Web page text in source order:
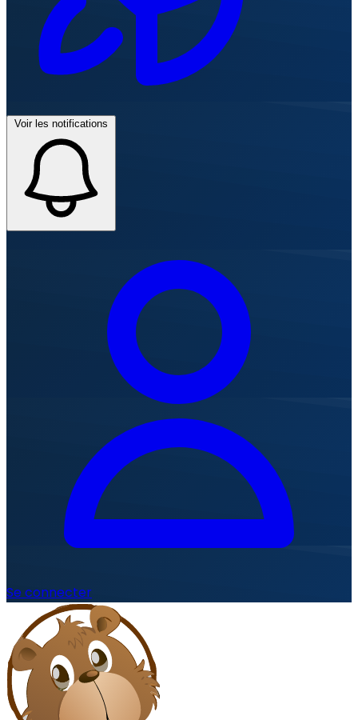
Voir les notifications
Se connecter